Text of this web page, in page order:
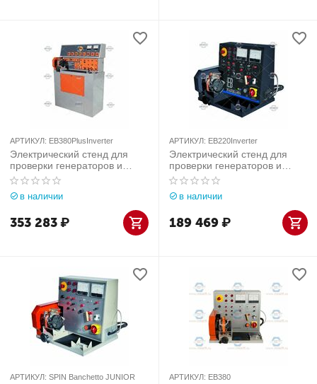
АРТИКУЛ: EB380PlusInverter
Электрический стенд для
проверки генераторов и
стартеров TopAuto (Италия)
арт. EB380PlusInverter
в наличии
353 283₽
АРТИКУЛ: EB220Inverter
Электрический стенд для
проверки генераторов и
стартеров TopAuto (Италия)
арт. EB220Inverter
в наличии
189 469₽
АРТИКУЛ: SPIN Banchetto JUNIOR АРТИКУЛ: EB380